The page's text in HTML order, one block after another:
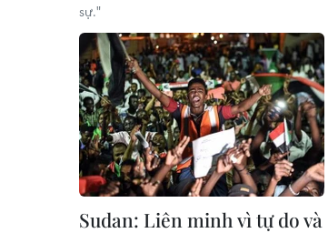
sự."
Sudan: Liên minh vì tự do và